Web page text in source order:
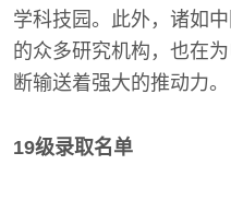
学科技园。此外，诸如
的众多研究机构，也在
断输送着强大的推动力。
19级录取名单